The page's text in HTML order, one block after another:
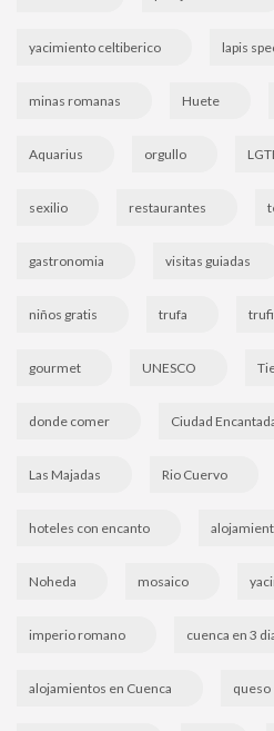
yacimiento celtiberico lapis
minas romanas Huete
Aquarius orgullo
sexilio restaurantes
gastronomia visitas guiadas
niños gratis trufa
gourmet UNESCO
donde comer Ciudad
Las Majadas Rio Cuervo
hoteles con encanto
Noheda mosaico
imperio romano cuenca en 3
alojamientos en Cuenca queso